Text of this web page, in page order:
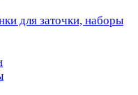
для заточки, наборы